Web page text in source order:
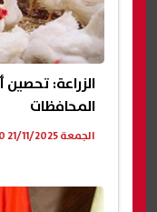
المحافظات
الجمعة 21/11/2025 03:20 م